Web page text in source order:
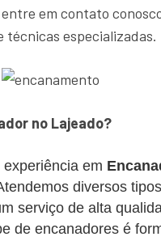
em contato
especializadas.
no Lajeado?
em
diversos
serviço de alta
de encanadores é